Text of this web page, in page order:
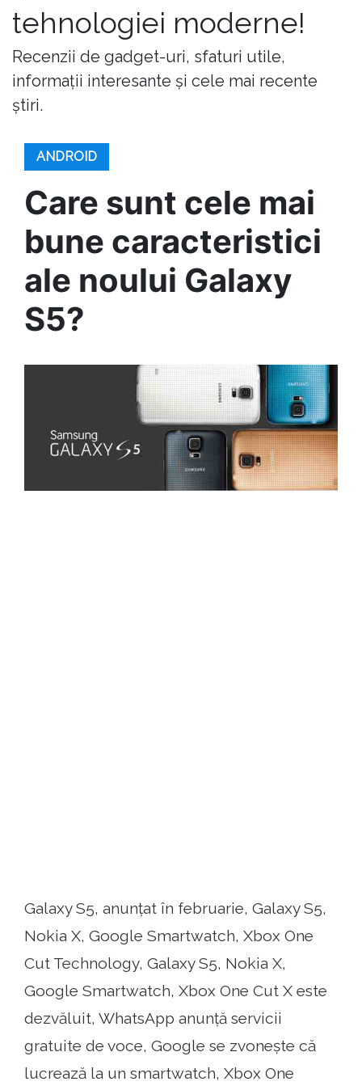
tehnologiei moderne!
Recenzii de gadget-uri, sfaturi utile,
informații interesante și cele mai recente
știri.
ANDROID
Care sunt cele mai
bune caracteristici
ale noului Galaxy
S5?
Galaxy S5, anunțat în februarie, Galaxy S5,
Nokia X, Google Smartwatch, Xbox One
Cut Technology, Galaxy S5, Nokia X,
Google Smartwatch, Xbox One Cut X este
dezvăluit, WhatsApp anunță servicii
gratuite de voce, Google se zvonește că
lucrează la un smartwatch, Xbox One